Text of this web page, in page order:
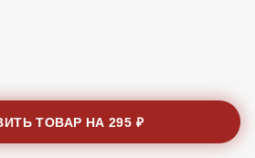
ТОВАР НА295 ₽